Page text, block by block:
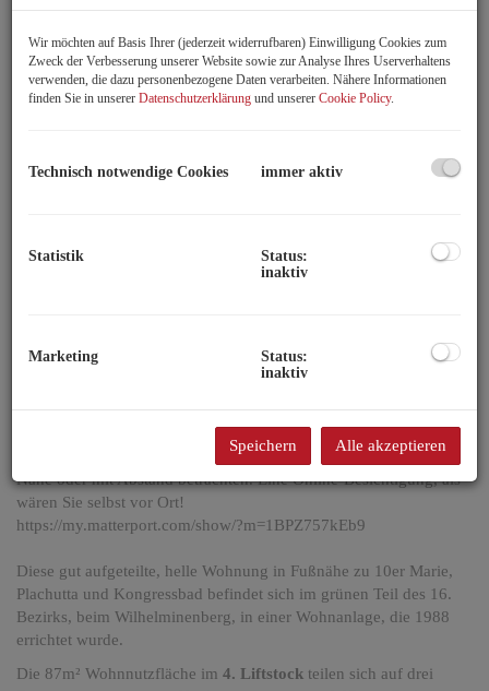
Rundgang durch die Immobilie
Sehen Sie sich auch den virtuellen
Rundgang durch die
oder kopieren Sie untenstehenden Link in Ihren Browser. Sie
können so ganz bequem mit Ihrem PC oder genauso auch mit dem
Handy durch alle Räume wandern und jede Einzelheit von der
Nähe oder mit Abstand betrachten. Eine Online-Besichtigung, als
wären Sie selbst vor Ort!
https://my.matterport.com/show/?m=1BPZ757kEb9
Diese gut aufgeteilte, helle Wohnung in Fußnähe zu 10er Marie,
Plachutta und Kongressbad befindet sich im grünen Teil des 16.
Bezirks, beim Wilhelminenberg, in einer Wohnanlage, die 1988
errichtet wurde.
Die 87m² Wohnnutzfläche im 4. Liftstock teilen sich auf drei
Wir möchten auf Basis Ihrer (jederzeit widerrufbaren) Einwilligung Cookies zum
Zweck der Verbesserung unserer Website sowie zur Analyse Ihres Userverhaltens
verwenden, die dazu personenbezogene Daten verarbeiten. Nähere Informationen
finden Sie in unserer Datenschutzerklärung und unserer Cookie Policy.
Technisch notwendige Cookies immer aktiv
Statistik
Status:
inaktiv
Marketing
Status:
inaktiv
Speichern Alle akzeptieren